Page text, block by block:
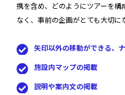
携を含め、どのようにツアーを
なく、事前の企画がとても大切に
矢印以外の移動ができる、
施設内マップの掲載
説明や案内文の掲載